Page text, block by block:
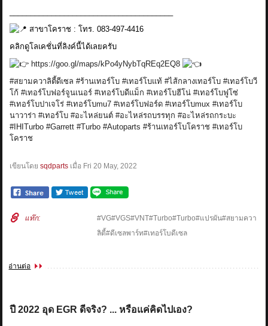
สาขาโคราช : โทร. 083-497-4416
คลิกดูโลเคชั่นที่ลิงค์นี้ได้เลยครับ
https://goo.gl/maps/kPo4yNybTqREq2EQ8
#สยามควาลิตี้ดีเซล #ร้านเทอร์โบ #เทอร์โบแท้ #ไส้กลางเทอร์โบ #เทอร์โบวี
โก้ #เทอร์โบฟอร์จูนเนอร์ #เทอร์โบดีแม็ก #เทอร์โบฮีโน่ #เทอร์โบฟูโซ่
#เทอร์โบปาเจโร่ #เทอร์โบmu7 #เทอร์โบฟอร์ด #เทอร์โบmux #เทอร์โบ
นาวาร่า #เทอร์โบ #อะไหล่ยนต์ #อะไหล่รถบรรทุก #อะไหล่รถกระบะ
#IHITurbo #Garrett #Turbo #Autoparts #ร้านเทอร์โบโคราช #เทอร์โบ
โคราช
เขียนโดยsqdparts เมื่อ Fri 20 May, 2022
แท๊ก:
#VG#VGS#VNT#Turbo#Turbo#แปรผัน#สยามควา
ลิตี้#ดีเซลพาร์ท#เทอร์โบดีเซล
อ่านต่อ
ปี 2022 อุด EGR ดีจริง? ... หรือแค่คิดไปเอง?